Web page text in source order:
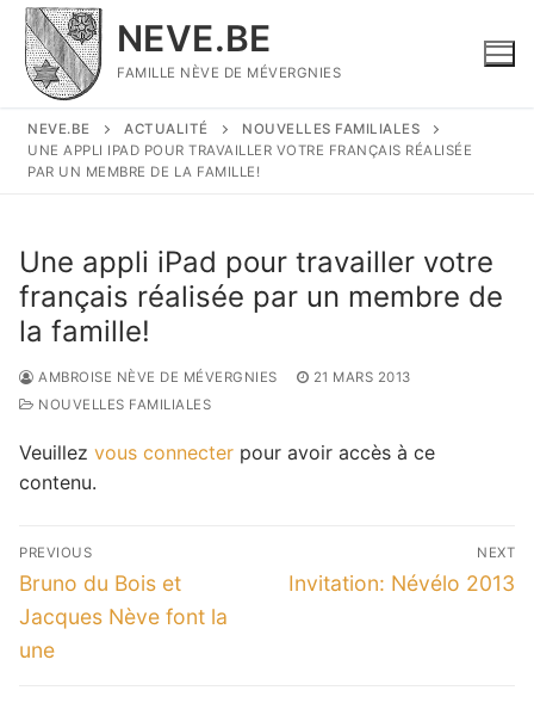
Aller
contenu
NEVE.BE
FAMILLE NÈVE DE MÉVERGNIES
NEVE.BE ACTUALITÉ
NOUVELLES FAMILIALES
UNE APPLI IPAD POUR TRAVAILLER VOTRE FRANÇAIS RÉALISÉE
PAR UN MEMBRE DE LA FAMILLE!
Une appli iPad pour travailler votre
français réalisée par un membre de
la famille!
AMBROISE NÈVE DE MÉVERGNIES
21 MARS 2013
NOUVELLES FAMILIALES
Veuillez vous connecter pour avoir accès à ce
contenu.
Navigation
de
l’article
PREVIOUS
Previous
post:
Bruno du Bois et
Jacques Nève font la
une
NEXT
Next
Invitation: Névélo 2013